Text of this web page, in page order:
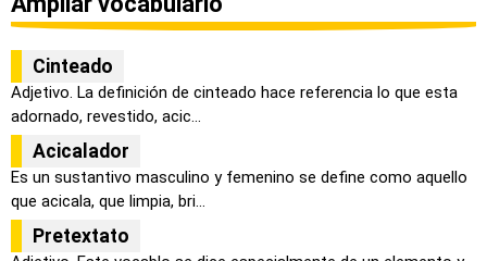
Cinteado
Adjetivo. La definición de cinteado hace referencia lo que esta
adornado, revestido, acic...
Acicalador
Es un sustantivo masculino y femenino se define como aquello
que acicala, que limpia, bri...
Pretextato